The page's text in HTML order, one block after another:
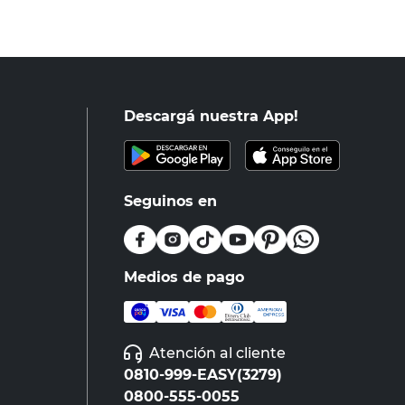
Descargá nuestra App!
Seguinos en
Medios de pago
Atención al cliente
0810-999-EASY(3279)
0800-555-0055